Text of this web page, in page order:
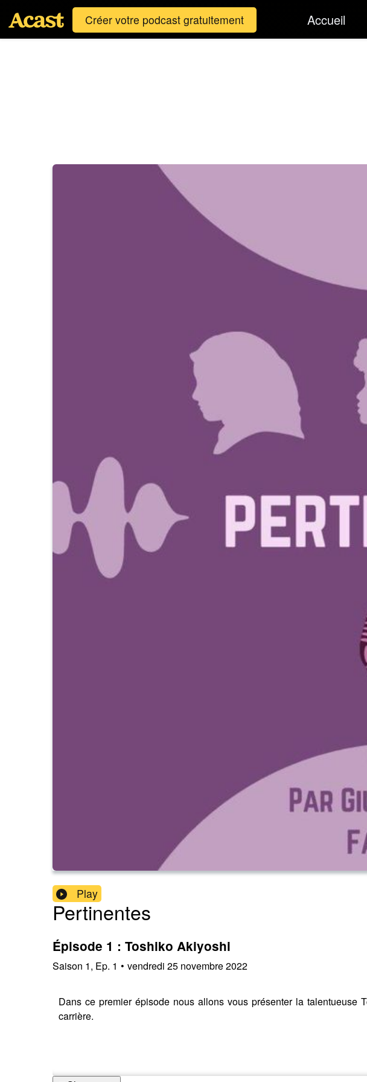
Créer votre podcast gratuitement Accueil
Play
Pertinentes
Épisode 1 : Toshiko Akiyoshi
Saison 1, Ep. 1 • vendredi 25 novembre 2022
Dans ce premier épisode nous allons vous présenter la
carrière.